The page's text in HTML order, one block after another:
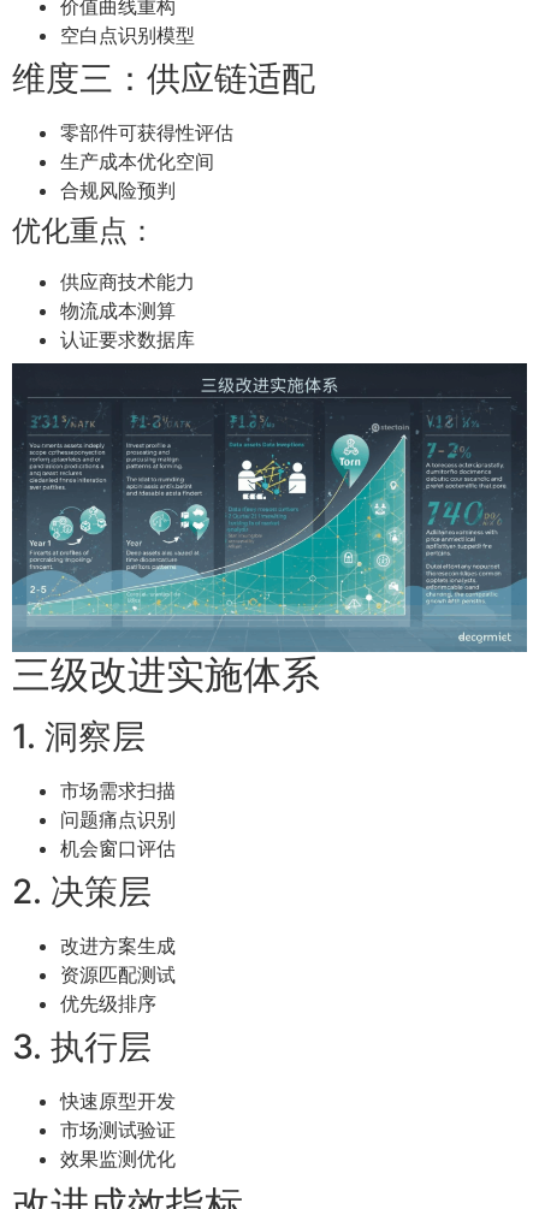
价值曲线重构
空白点识别模型
维度三：供应链适配
零部件可获得性评估
生产成本优化空间
合规风险预判
优化重点：
供应商技术能力
物流成本测算
认证要求数据库
三级改进实施体系
1. 洞察层
市场需求扫描
问题痛点识别
机会窗口评估
2. 决策层
改进方案生成
资源匹配测试
优先级排序
3. 执行层
快速原型开发
市场测试验证
效果监测优化